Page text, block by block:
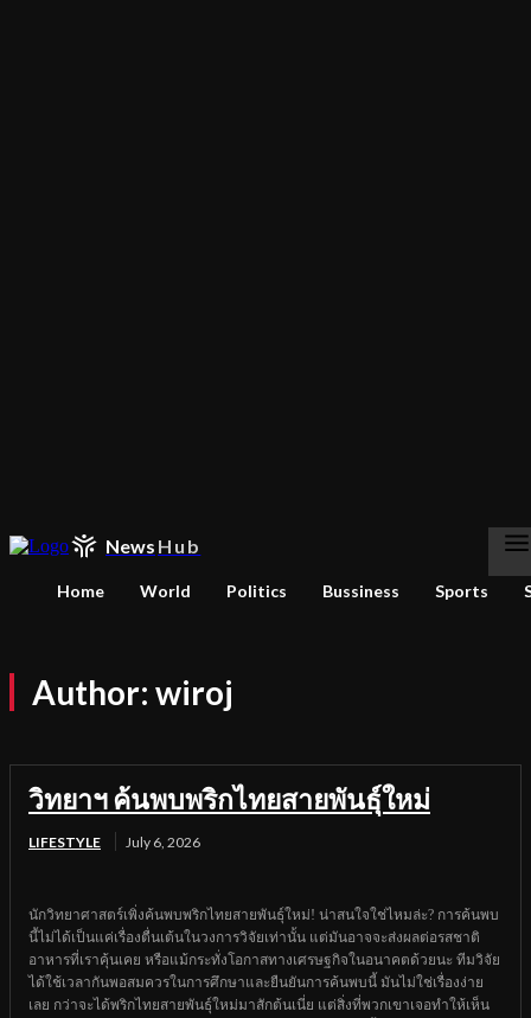
News Hub
Home World Politics Bussiness Sports
Author: wiroj
วิทยาฯ ค้นพบพริกไทยสายพันธุ์ใหม่
LIFESTYLE July 6, 2026
นักวิทยาศาสตร์เพิ่งค้นพบพริกไทยสายพันธุ์ใหม่! น่าสนใจใช่ไหมล่ะ? การค้นพบ
นี้ไม่ได้เป็นแค่เรื่องตื่นเต้นในวงการวิจัยเท่านั้น แต่มันอาจจะส่งผลต่อรสชาติ
อาหารที่เราคุ้นเคย หรือแม้กระทั่งโอกาสทางเศรษฐกิจในอนาคตด้วยนะ ทีมวิจัย
ได้ใช้เวลากันพอสมควรในการศึกษาและยืนยันการค้นพบนี้ มันไม่ใช่เรื่องง่าย
เลย กว่าจะได้พริกไทยสายพันธุ์ใหม่มาสักต้นเนี่ย แต่สิ่งที่พวกเขาเจอทำให้เห็น